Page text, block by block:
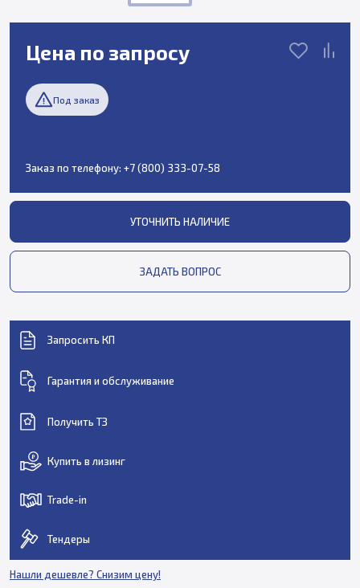
Цена по запросу
Под заказ
Заказ по телефону: +7 (800) 333-07-58
УТОЧНИТЬ НАЛИЧИЕ
ЗАДАТЬ ВОПРОС
Запросить КП
Гарантия и обслуживание
Получить ТЗ
Купить в лизинг
Trade-in
Тендеры
Нашли дешевле? Снизим цену!